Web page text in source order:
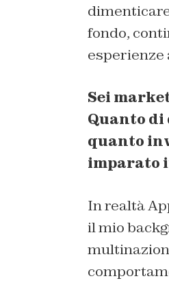
fondo,
esperienze
Sei
Quanto di
quanto
imparato
In realtà
il mio